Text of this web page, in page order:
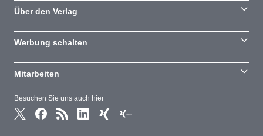
Besuchen Sie uns auch hier
Über den Verlag
Werbung schalten
Mitarbeiten